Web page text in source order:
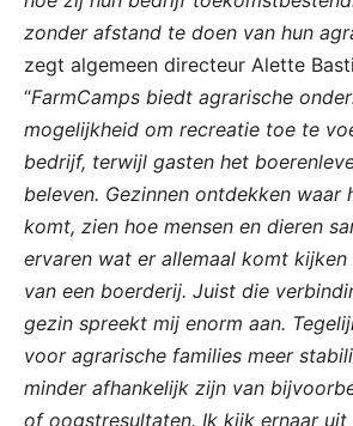
zonder afstand te doen van hun
zegt algemeen directeur Alette
“FarmCamps biedt agrarische
mogelijkheid om recreatie toe te
bedrijf, terwijl gasten het
beleven. Gezinnen ontdekken waar
komt, zien hoe mensen en dieren
ervaren wat er allemaal komt kijken
van een boerderij. Juist die
gezin spreekt mij enorm aan.
voor agrarische families meer
minder afhankelijk zijn van
of oogstresultaten. Ik kijk ernaar